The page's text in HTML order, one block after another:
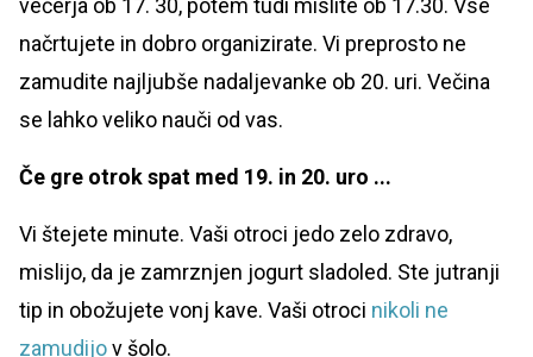
večerja ob 17. 30, potem tudi mislite ob 17.30. Vse
načrtujete in dobro organizirate. Vi preprosto ne
zamudite najljubše nadaljevanke ob 20. uri. Večina
se lahko veliko nauči od vas.
Če gre otrok spat med 19. in 20. uro ...
Vi štejete minute. Vaši otroci jedo zelo zdravo,
mislijo, da je zamrznjen jogurt sladoled. Ste jutranji
tip in obožujete vonj kave. Vaši otroci nikoli ne
zamudijov šolo.